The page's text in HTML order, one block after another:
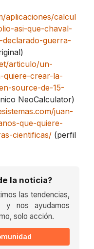
aplicaciones/calcul
asi-que-chaval-
declarado-guerra-
articulo/un-
quiere-crear-la-
source-de-15-
NeoCalculator)
juan-
que-quiere-
cientificas/ (perfil
la noticia?
las tendencias,
y nos ayudamos
solo acción.